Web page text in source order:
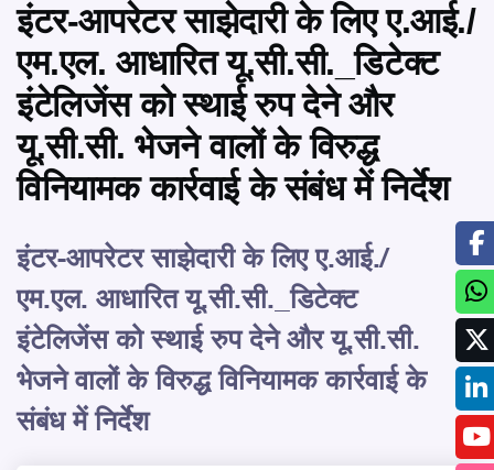
इंटर-आपरेटर साझेदारी के लिए ए.आई./
एम.एल. आधारित यू.सी.सी._डिटेक्ट
इंटेलिजेंस को स्थाई रुप देने और
यू.सी.सी. भेजने वालों के विरुद्ध
विनियामक कार्रवाई के संबंध में निर्देश
इंटर-आपरेटर साझेदारी के लिए ए.आई./
एम.एल. आधारित यू.सी.सी._डिटेक्ट
इंटेलिजेंस को स्थाई रुप देने और यू.सी.सी.
भेजने वालों के विरुद्ध विनियामक कार्रवाई के
संबंध में निर्देश